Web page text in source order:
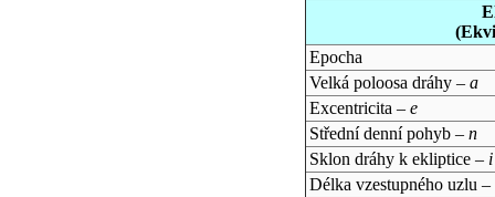
Epocha
Velká poloosa dráhy – a
Excentricita – e
Střední denní pohyb – n
Sklon dráhy k ekliptice – i
Délka vzestupného uzlu –